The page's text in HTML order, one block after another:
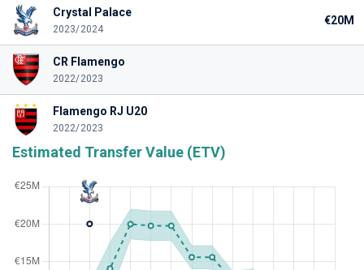
Crystal Palace
2023/2024
€20M
CR Flamengo
2022/2023
Flamengo RJ U20
2022/2023
Estimated Transfer Value (ETV)